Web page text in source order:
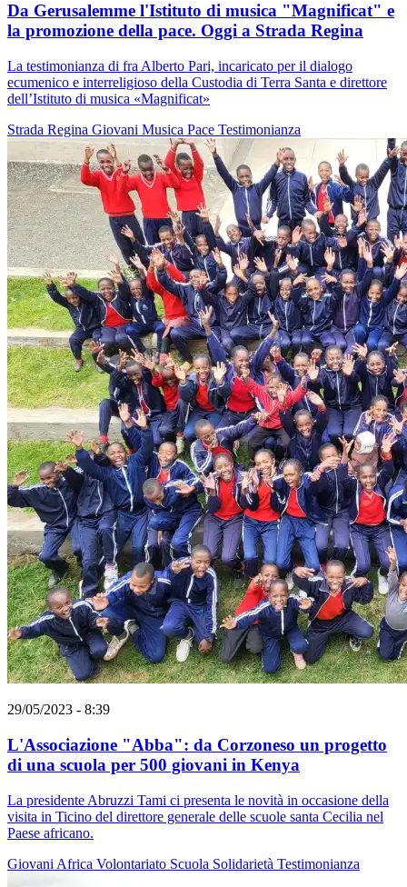
Da Gerusalemme l'Istituto di musica "Magnificat" e
la promozione della pace. Oggi a Strada Regina
La testimonianza di fra Alberto Pari, incaricato per il dialogo
ecumenico e interreligioso della Custodia di Terra Santa e direttore
dell’Istituto di musica «Magnificat»
Strada Regina Giovani Musica Pace Testimonianza
29/05/2023 - 8:39
L'Associazione "Abba": da Corzoneso un progetto
di una scuola per 500 giovani in Kenya
La presidente Abruzzi Tami ci presenta le novità in occasione della
visita in Ticino del direttore generale delle scuole santa Cecilia nel
Paese africano.
Giovani Africa Volontariato Scuola Solidarietà Testimonianza